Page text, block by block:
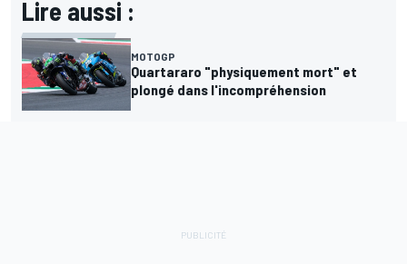
Lire aussi :
MOTOGP
Quartararo "physiquement mort" et
plongé dans l'incompréhension